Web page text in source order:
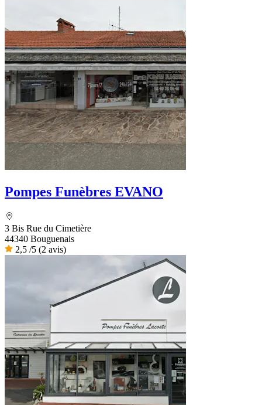
Pompes Funèbres EVANO
3 Bis Rue du Cimetière
44340 Bouguenais
2,5 /5 (2 avis)